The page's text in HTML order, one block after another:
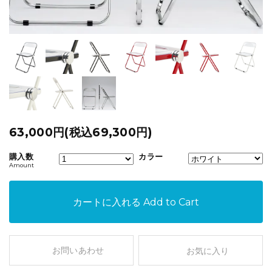
63,000円(税込69,300円)
購入数
Amount
カラー
カートに入れる Add to Cart
お問いあわせ お気に入り